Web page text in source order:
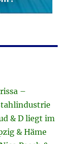
–
& D liegt im
& Häme